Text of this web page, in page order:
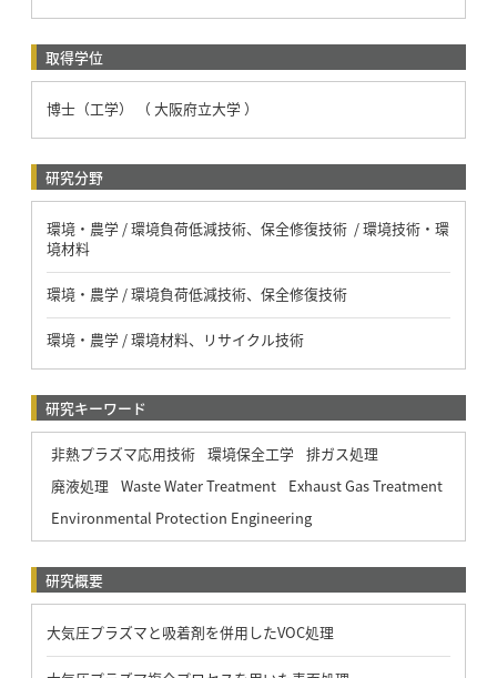
取得学位
博士（工学） （ 大阪府立大学 ）
研究分野
環境・農学 / 環境負荷低減技術、保全修復技術 / 環境技術・環
境材料
環境・農学 / 環境負荷低減技術、保全修復技術
環境・農学 / 環境材料、リサイクル技術
研究キーワード
非熱プラズマ応用技術 環境保全工学
排ガス処理
廃液処理
Waste Water Treatment
Exhaust Gas Treatment
Environmental Protection Engineering
研究概要
大気圧プラズマと吸着剤を併用したVOC処理